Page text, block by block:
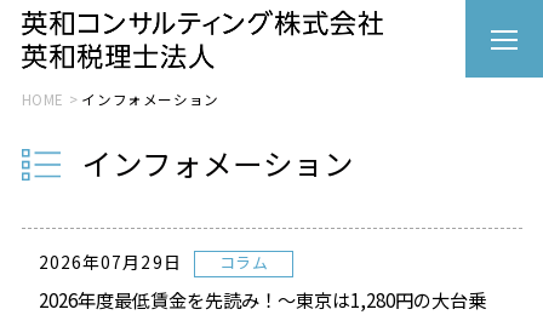
HOME インフォメーション
インフォメーション
2026年07月29日 コラム
2026年度最低賃金を先読み！～東京は1,280円の大台乗